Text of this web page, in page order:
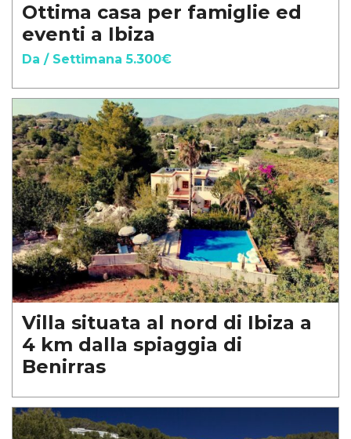
Ottima casa per famiglie ed
eventi a Ibiza
Da / Settimana 5.300€
Villa situata al nord di Ibiza a
4 km dalla spiaggia di
Benirras